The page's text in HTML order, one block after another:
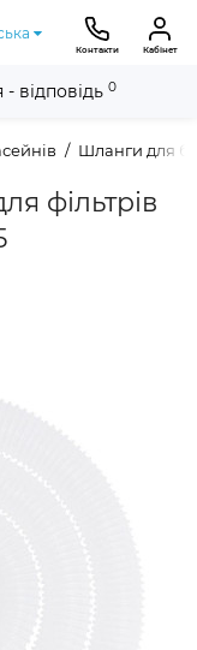
Контакти Кабінет
Шланги для
фільтрів
відповідь 0